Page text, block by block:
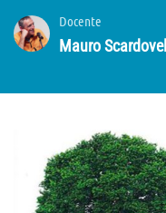
Docente
Mauro